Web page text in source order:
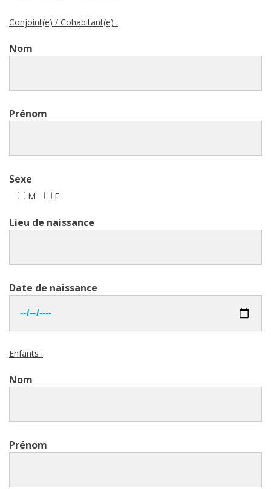
Conjoint(e) / Cohabitant(e) :
Nom
Prénom
Sexe
M F
Lieu de naissance
Date de naissance
Enfants :
Nom
Prénom